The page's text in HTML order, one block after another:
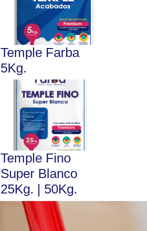
Temple Farba
5Kg.
Temple Fino
Super Blanco
25Kg. | 50Kg.